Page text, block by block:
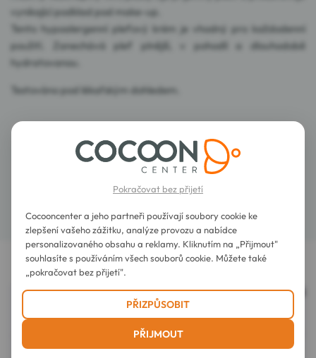
vynikající podklad pod make-up.
Tento hypoalergenní pleťový krém je vhodný pro každodenní
použití. Zanechává pleť plnější, v pohodlí a dlouhodobě
hydratovanou.
Testováno pod lékařským dohledem.
Podrobnosti
Pokračovat bez přijetí
Cocooncenter a jeho partneři používají soubory cookie ke
zlepšení vašeho zážitku, analýze provozu a nabídce
personalizovaného obsahu a reklamy. Kliknutím na „Přijmout"
souhlasíte s používáním všech souborů cookie. Můžete také
„pokračovat bez přijetí".
PŘIZPŮSOBIT
PŘIJMOUT